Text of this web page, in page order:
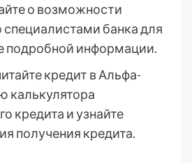
о возможности
специалистами банка для
подробной информации.
кредит в Альфа-
калькулятора
кредита и узнайте
получения кредита.